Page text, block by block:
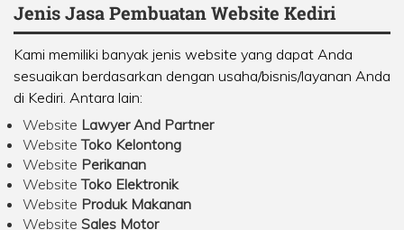
Jenis Jasa Pembuatan Website Kediri
Kami memiliki banyak jenis website yang dapat Anda
sesuaikan berdasarkan dengan usaha/bisnis/layanan Anda
di Kediri. Antara lain:
Website Lawyer And Partner
WebsiteToko Kelontong
Website Perikanan
WebsiteToko Elektronik
Website Produk Makanan
Website Sales Motor